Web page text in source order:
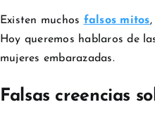
Existen muchos falsos mitos
Hoy queremos hablaros de
mujeres embarazadas.
Falsas creencias